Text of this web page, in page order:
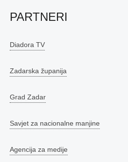
PARTNERI
Diadora TV
Zadarska županija
Grad Zadar
Savjet za nacionalne manjine
Agencija za medije